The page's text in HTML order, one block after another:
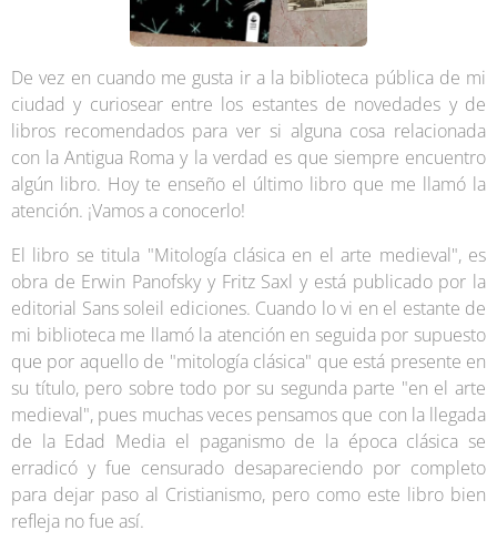
De vez en cuando me gusta ir a la biblioteca pública de mi
ciudad y curiosear entre los estantes de novedades y de
libros recomendados para ver si alguna cosa relacionada
con la Antigua Roma y la verdad es que siempre encuentro
algún libro. Hoy te enseño el último libro que me llamó la
atención. ¡Vamos a conocerlo!
El libro se titula "Mitología clásica en el arte medieval", es
obra de Erwin Panofsky y Fritz Saxl y está publicado por la
editorial Sans soleil ediciones. Cuando lo vi en el estante de
mi biblioteca me llamó la atención en seguida por supuesto
que por aquello de "mitología clásica" que está presente en
su título, pero sobre todo por su segunda parte "en el arte
medieval", pues muchas veces pensamos que con la llegada
de la Edad Media el paganismo de la época clásica se
erradicó y fue censurado desapareciendo por completo
para dejar paso al Cristianismo, pero como este libro bien
refleja no fue así.